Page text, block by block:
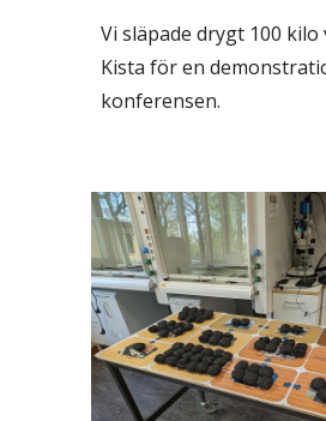
Vi släpade drygt 100
Kista för en
konferensen.